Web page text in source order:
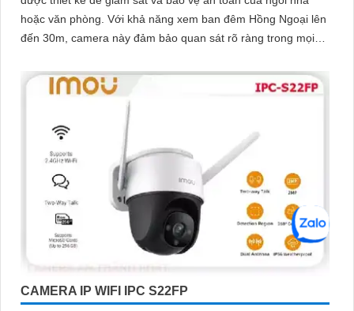
hoặc văn phòng. Với khả năng xem ban đêm Hồng Ngoại lên
đến 30m, camera này đảm bảo quan sát rõ ràng trong mọi
CAMERA IP WIFI IPC S22FP